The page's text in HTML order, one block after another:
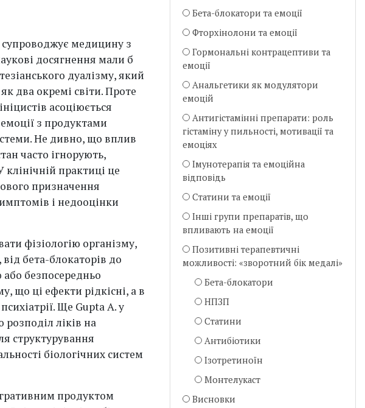
супроводжує медицину з
досягнення мали б
дуалізму, який
два окремі світи. Проте
асоціюється
з продуктами
Не дивно, що вплив
часто ігнорують,
практиці це
призначення
і недооцінки
фізіологію організму,
бета-блокаторів до
безпосередньо
що ці ефекти рідкісні, а в
Ще Gupta A. у
ліків на
структурування
біологічних систем
продуктом
Бета-блокатори та емоції
Фторхінолони та емоції
Гормональні контрацептиви та
емоції
Анальгетики як модулятори
емоцій
Антигістамінні препарати: роль
гістаміну у пильності, мотивації та
емоціях
Імунотерапія та емоційна
відповідь
Статини та емоції
Інші групи препаратів, що
впливають на емоції
Позитивні терапевтичні
можливості: «зворотний бік медалі»
Бета-блокатори
НПЗП
Статини
Антибіотики
Ізотретиноїн
Монтелукаст
Висновки